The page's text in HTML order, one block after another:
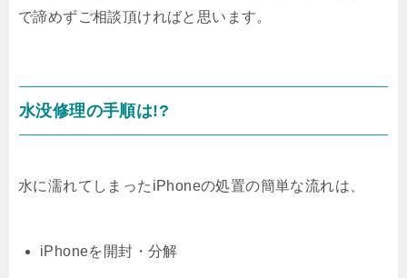
で諦めずご相談頂ければと思います。
水没修理の手順は!?
水に濡れてしまったiPhoneの処置の簡単な流れは、
iPhoneを開封・分解